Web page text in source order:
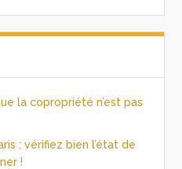
la copropriété n’est pas
: vérifiez bien l’état de
!